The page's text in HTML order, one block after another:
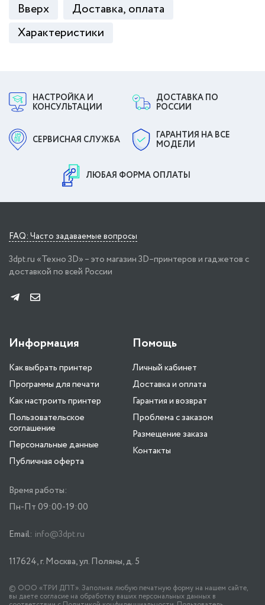
Вверх
Доставка, оплата
Характеристики
НАСТРОЙКА И
КОНСУЛЬТАЦИИ
ДОСТАВКА ПО
РОССИИ
СЕРВИСНАЯ СЛУЖБА
ГАРАНТИЯ НА ВСЕ
МОДЕЛИ
ЛЮБАЯ ФОРМА ОПЛАТЫ
FAQ: Часто задаваемые вопросы
3dpt.ru «Техно 3D» – это магазин 3D–принтеров и гаджетов с
доставкой по всей России
Информация
Как выбрать принтер
Программы для печати
Как настроить принтер
Пользовательское
соглашение
Персональные данные
Публичная оферта
Помощь
Личный кабинет
Доставка и оплата
Гарантия и возврат
Проблема с заказом
Размещение заказа
Контакты
Время работы:
Пн-Пт 09:00-19:00
Email: info@3dpt.ru
117624, г. Москва, ул. Поляны, д. 5
© ООО «ТРИ ДПТ». Заполняя любую печатную форму на нашем сайте,
вы даете согласие на обработку ваших персональных данных в